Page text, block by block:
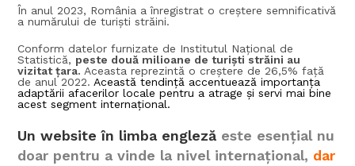
În anul 2023, România a înregistrat o creștere semnificativă
a numărului de turiști străini.
Conform datelor furnizate de Institutul Național de
Statistică, peste două milioane de turiști străini au
vizitat țara. Aceasta reprezintă o creștere de 26,5% față
de anul 2022​. Această tendință accentuează importanța
adaptării afacerilor locale pentru a atrage și servi mai bine
acest segment internațional.
Un website în limba engleză este esențial nu
doar pentru a vinde la nivel internațional, dar